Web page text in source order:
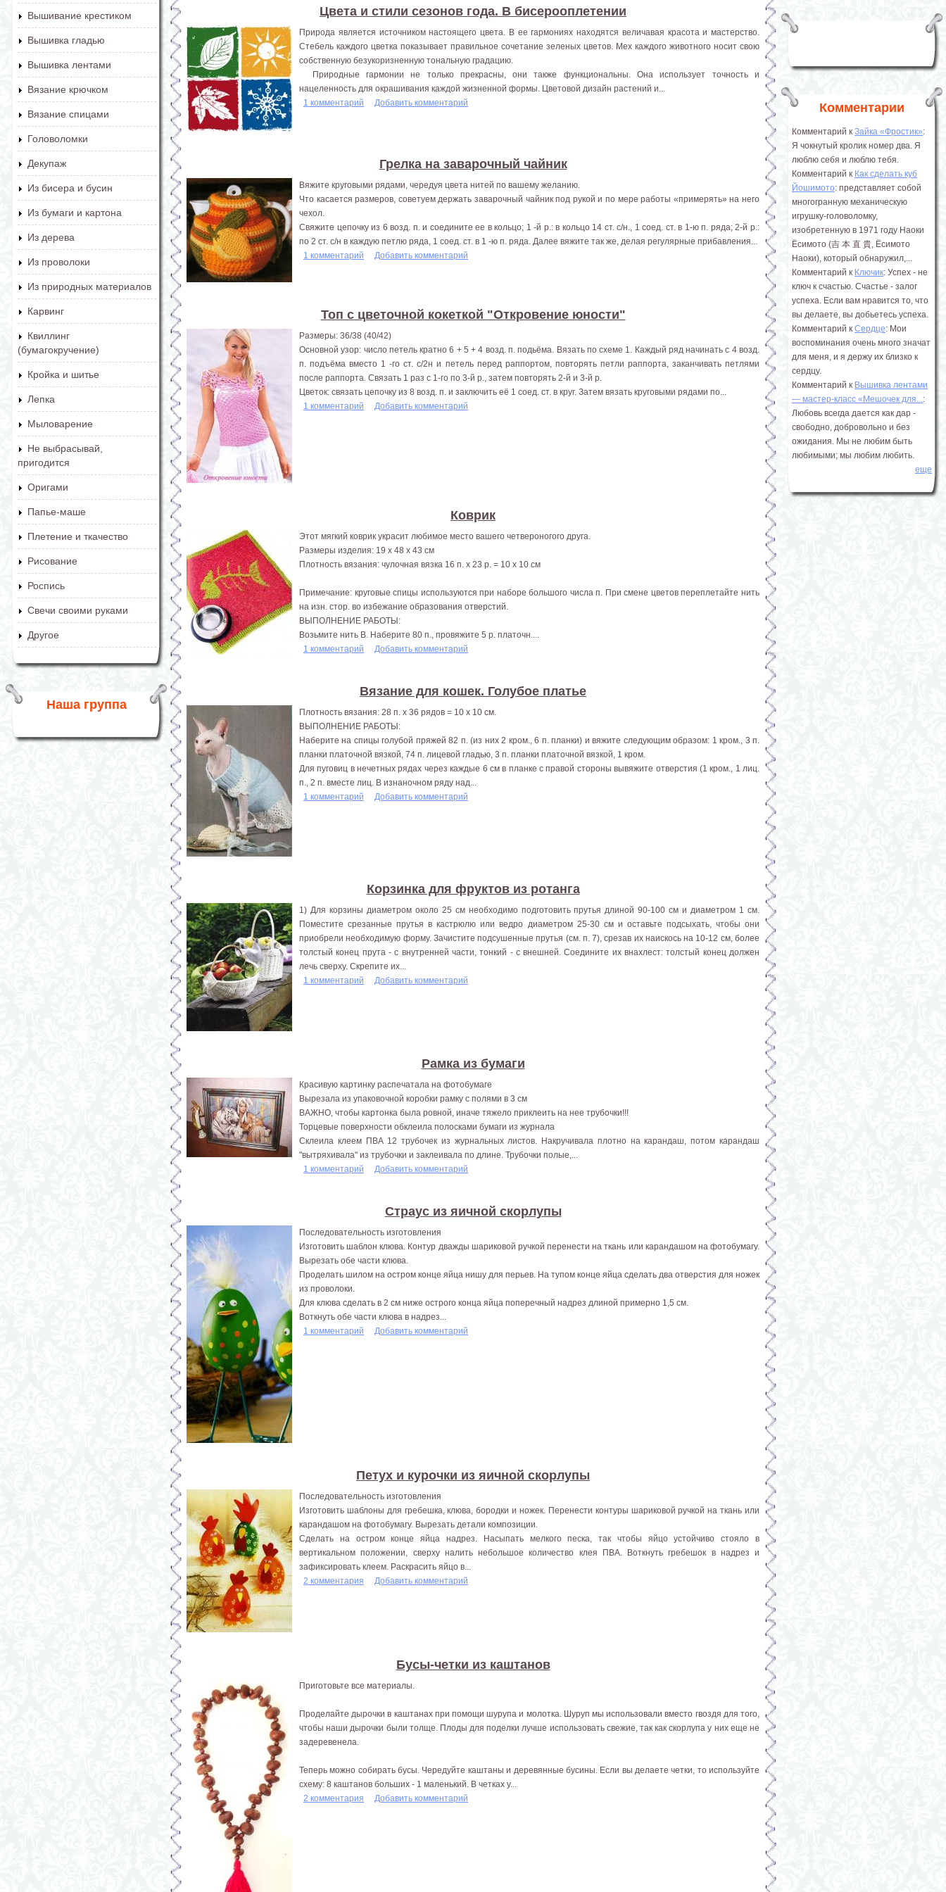
Вышивание крестиком
Вышивка гладью
Вышивка лентами
Вязание крючком
Вязание спицами
Головоломки
Декупаж
Из бисера и бусин
Из бумаги и картона
Из дерева
Из проволоки
Из природных материалов
Карвинг
Квиллинг
(бумагокручение)
Кройка и шитье
Лепка
Мыловарение
Не выбрасывай,
пригодится
Оригами
Папье-маше
Плетение и ткачество
Рисование
Роспись
Свечи своими руками
Другое
Наша группа
Цвета и стили сезонов года. В бисерооплетении
Природа является источником настоящего цвета. В ее гармониях находятся величавая красота и мастерство.
Стебель каждого цветка показывает правильное сочетание зеленых цветов. Мех каждого животного носит свою
собственную безукоризненную тональную градацию.
Природные гармонии не только прекрасны, они также функциональны. Она использует точность и
нацеленность для окрашивания каждой жизненной формы. Цветовой дизайн растений и...
1 комментарий
Добавить комментарий
Грелка на заварочный чайник
Вяжите круговыми рядами, чередуя цвета нитей по вашему желанию.
Что касается размеров, советуем держать заварочный чайник под рукой и по мере работы «примерять» на него
чехол.
Свяжите цепочку из 6 возд. п. и соедините ее в кольцо; 1 -й р.: в кольцо 14 ст. с/н., 1 соед. ст. в 1-ю п. ряда; 2-й р.:
по 2 ст. с/н в каждую петлю ряда, 1 соед. ст. в 1 -ю п. ряда. Далее вяжите так же, делая регулярные прибавления...
1 комментарий
Добавить комментарий
Топ с цветочной кокеткой "Откровение юности"
Размеры: 36/38 (40/42)
Основной узор: число петель кратно 6 + 5 + 4 возд. п. подьёма. Вязать по схеме 1. Каждый ряд начинать с 4 возд.
п. подъёма вместо 1 -го ст. с/2н и петель перед раппортом, повторять петли раппорта, заканчивать петлями
после раппорта. Связать 1 раз с 1-го по 3-й р., затем повторять 2-й и 3-й р.
Цветок: связать цепочку из 8 возд. п. и заключить её 1 соед. ст. в круг. Затем вязать круговыми рядами по...
1 комментарий
Добавить комментарий
Коврик
Этот мягкий коврик украсит любимое место вашего четвероногого друга.
Размеры изделия: 19 х 48 х 43 см
Плотность вязания: чулочная вязка 16 п. х 23 р. = 10 х 10 см
Примечание: круговые спицы используются при наборе большого числа п. При смене цветов переплетайте нить
на изн. стор. во избежание образования отверстий.
ВЫПОЛНЕНИЕ РАБОТЫ:
Возьмите нить В. Наберите 80 п., провяжите 5 р. платочн....
1 комментарий
Добавить комментарий
Вязание для кошек. Голубое платье
Плотность вязания: 28 п. х 36 рядов = 10 х 10 см.
ВЫПОЛНЕНИЕ РАБОТЫ:
Наберите на спицы голубой пряжей 82 п. (из них 2 кром., 6 п. планки) и вяжите следующим образом: 1 кром., 3 п.
планки платочной вязкой, 74 п. лицевой гладью, 3 п. планки платочной вязкой, 1 кром.
Для пуговиц в нечетных рядах через каждые 6 см в планке с правой стороны вывяжите отверстия (1 кром., 1 лиц.
п., 2 п. вместе лиц. В изнаночном ряду над...
1 комментарий
Добавить комментарий
Корзинка для фруктов из ротанга
1) Для корзины диаметром около 25 см необходимо подготовить прутья длиной 90-100 см и диаметром 1 см.
Поместите срезанные прутья в кастрюлю или ведро диаметром 25-30 см и оставьте подсыхать, чтобы они
приобрели необходимую форму. Зачистите подсушенные прутья (см. п. 7), срезав их наискось на 10-12 см, более
толстый конец прута - с внутренней части, тонкий - с внешней. Соедините их внахлест: толстый конец должен
лечь сверху. Скрепите их...
1 комментарий
Добавить комментарий
Рамка из бумаги
Красивую картинку распечатала на фотобумаге
Вырезала из упаковочной коробки рамку с полями в 3 см
ВАЖНО, чтобы картонка была ровной, иначе тяжело приклеить на нее трубочки!!!
Торцевые поверхности обклеила полосками бумаги из журнала
Склеила клеем ПВА 12 трубочек из журнальных листов. Накручивала плотно на карандаш, потом карандаш
"вытряхивала" из трубочки и заклеивала по длине. Трубочки полые,...
1 комментарий
Добавить комментарий
Страус из яичной скорлупы
Последовательность изготовления
Изготовить шаблон клюва. Контур дважды шариковой ручкой перенести на ткань или карандашом на фотобумагу.
Вырезать обе части клюва.
Проделать шилом на остром конце яйца нишу для перьев. На тупом конце яйца сделать два отверстия для ножек
из проволоки.
Для клюва сделать в 2 см ниже острого конца яйца поперечный надрез длиной примерно 1,5 см.
Воткнуть обе части клюва в надрез...
1 комментарий
Добавить комментарий
Петух и курочки из яичной скорлупы
Последовательность изготовления
Изготовить шаблоны для гребешка, клюва, бородки и ножек. Перенести контуры шариковой ручкой на ткань или
карандашом на фотобумагу. Вырезать детали композиции.
Сделать на остром конце яйца надрез. Насыпать мелкого песка, так чтобы яйцо устойчиво стояло в
вертикальном положении, сверху налить небольшое количество клея ПВА. Воткнуть гребешок в надрез и
зафиксировать клеем. Раскрасить яйцо в...
2 комментария
Добавить комментарий
Бусы-четки из каштанов
Приготовьте все материалы.
Проделайте дырочки в каштанах при помощи шурупа и молотка. Шуруп мы использовали вместо гвоздя для того,
чтобы наши дырочки были толще. Плоды для поделки лучше использовать свежие, так как скорлупа у них еще не
задеревенела.
Теперь можно собирать бусы. Чередуйте каштаны и деревянные бусины. Если вы делаете четки, то используйте
схему: 8 каштанов больших - 1 маленький. В четках у...
2 комментария
Добавить комментарий
Страницы
Комментарии
Комментарий к Зайка «Фростик»:
Я чокнутый кролик номер два. Я
люблю себя и люблю тебя.
Комментарий к Как сделать куб
Йошимото: представляет собой
многогранную механическую
игрушку-головоломку,
изобретенную в 1971 году Наоки
Ёсимото (吉 本 直 貴, Ёсимото
Наоки), который обнаружил,...
Комментарий к Ключик: Успех - не
ключ к счастью. Счастье - залог
успеха. Если вам нравится то, что
вы делаете, вы добьетесь успеха.
Комментарий к Сердце: Мои
воспоминания очень много значат
для меня, и я держу их близко к
сердцу.
Комментарий к Вышивка лентами
― мастер-класс «Мешочек для...:
Любовь всегда дается как дар -
свободно, добровольно и без
ожидания. Мы не любим быть
любимыми; мы любим любить.
еще